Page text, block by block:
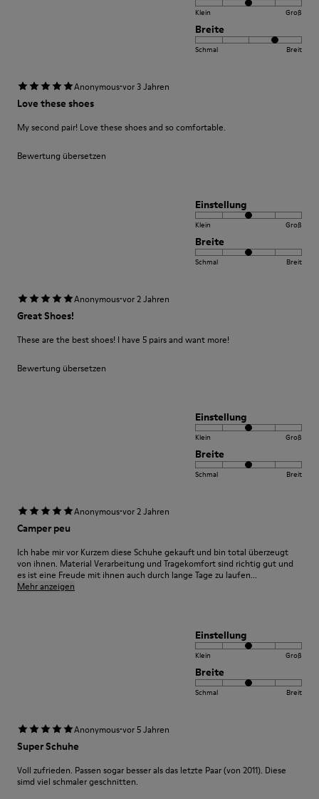
Klein Groß
Breite
Schmal Breit
Anonymous·vor 3 Jahren
Love these shoes
My second pair! Love these shoes and so comfortable.
Bewertung übersetzen
Einstellung
Klein Groß
Breite
Schmal Breit
Anonymous·vor 2 Jahren
Great Shoes!
These are the best shoes! I have 5 pairs and want more!
Bewertung übersetzen
Einstellung
Klein Groß
Breite
Schmal Breit
Anonymous·vor 2 Jahren
Camper peu
Ich habe mir vor Kurzem diese Schuhe gekauft und bin total überzeugt
von ihnen. Material Verarbeitung und Tragekomfort sind richtig gut und
es ist eine Freude mit ihnen auch durch lange Tage zu laufen...
Mehr anzeigen
Einstellung
Klein Groß
Breite
Schmal Breit
Anonymous·vor 5 Jahren
Super Schuhe
Voll zufrieden. Passen sogar besser als das letzte Paar (von 2011). Diese
simd viel schmaler geschnitten.